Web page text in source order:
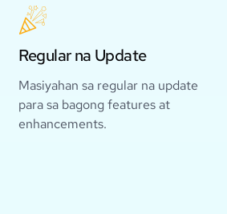
Regular na Update
Masiyahan sa regular na update
para sa bagong features at
enhancements.